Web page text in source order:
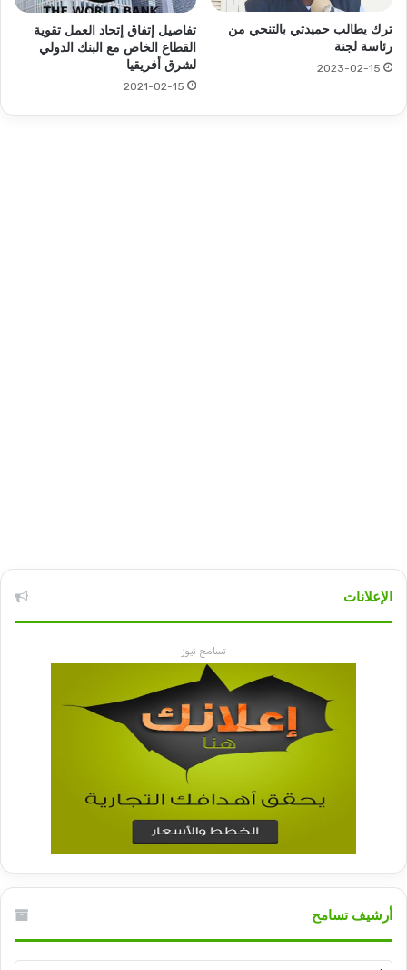
ترك يطالب حميدتي بالتنحي من
رئاسة لجنة
2023-02-15
تفاصيل إتفاق إتحاد العمل تقوية
القطاع الخاص مع البنك الدولي
لشرق أفريقيا
2021-02-15
الإعلانات
تسامح نيوز
أرشيف تسامح